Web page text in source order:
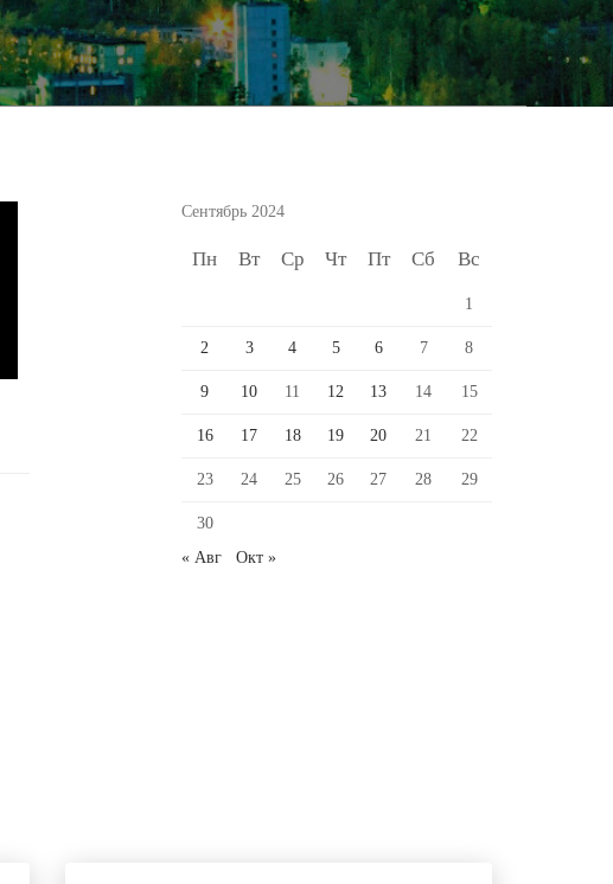
Сентябрь 2024
Пн Вт Ср Чт Пт Сб Вс
1
2 3 4 5 6 7 8
9 10 11 12 13 14 15
16 17 18 19 20 21 22
23 24 25 26 27 28 29
30
« Авг
Окт »